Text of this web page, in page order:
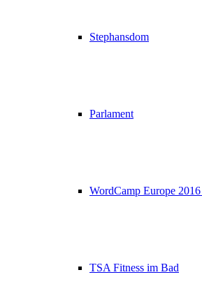
Stephansdom
Parlament
WordCamp Europe
TSA Fitness im Bad